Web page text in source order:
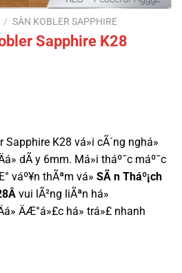
/ SÀN KOBLER SAPPHIRE
Sapphire K28
K28 vá»i cÃ´ng nghá»
dÃ y 6mm. Má»i tháº¯c máº¯c
váº¥n thÃªm vá» SÃ n Tháº¡ch
Â vui lÃ²ng liÃªn há»
ÄÆ°á»£c há» trá»£ nhanh
K28 số lượng